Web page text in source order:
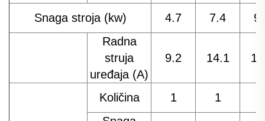
Snaga stroja (kw) 4.7 7.4
Radna
struja
uređaja (A)
9.2 14.1
Količina 1 1